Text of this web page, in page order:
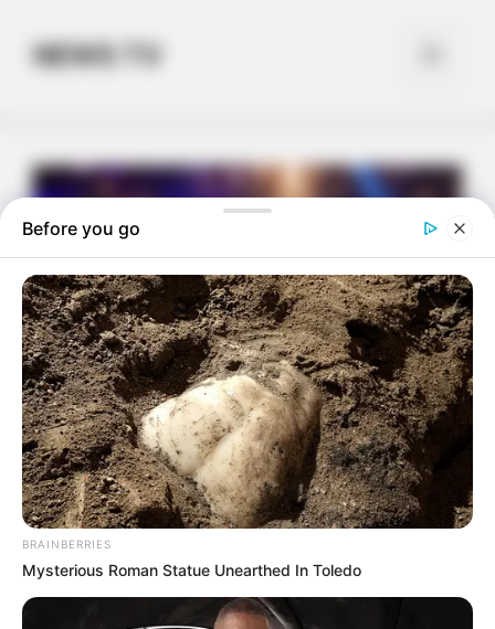
contentNEWS TV
Before you go
BRAINBERRIES
Mysterious Roman Statue Unearthed In Toledo